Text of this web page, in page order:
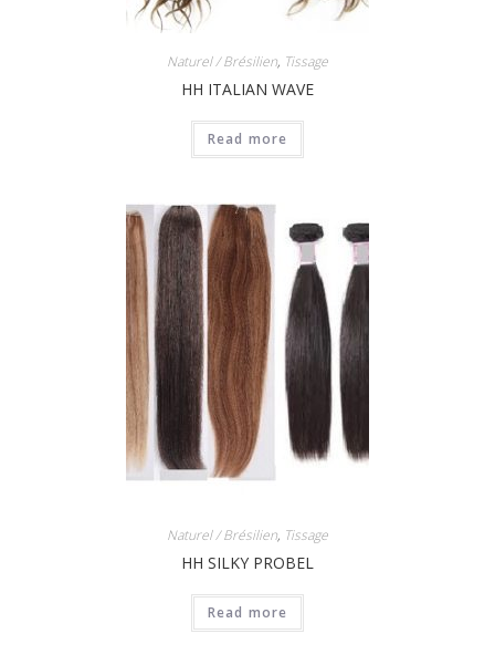
Naturel / Brésilien, Tissage
HH ITALIAN WAVE
Read more
Naturel / Brésilien, Tissage
HH SILKY PROBEL
Read more